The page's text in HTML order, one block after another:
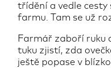
třídění a vedle cesty
farmu. Tam se už
Farmář zaboří ruku
tuku zjistí, zda
ještě popase v